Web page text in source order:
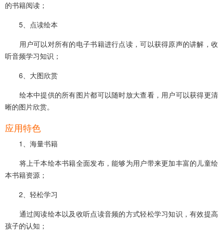
的书籍阅读；
5、点读绘本
用户可以对所有的电子书籍进行点读，可以获得原声的讲解，收
听音频学习知识；
6、大图欣赏
绘本中提供的所有图片都可以随时放大查看，用户可以获得更清
晰的图片欣赏。
应用特色
1、海量书籍
将上千本绘本书籍全面发布，能够为用户带来更加丰富的儿童绘
本书籍资源；
2、轻松学习
通过阅读绘本以及收听点读音频的方式轻松学习知识，有效提高
孩子的认知；